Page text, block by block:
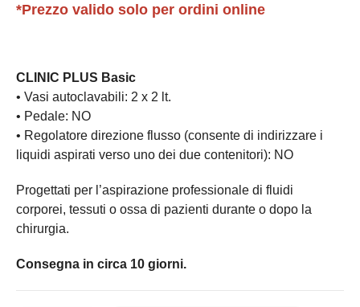
*Prezzo valido solo per ordini online
CLINIC PLUS Basic
• Vasi autoclavabili: 2 x 2 lt.
• Pedale: NO
• Regolatore direzione flusso (consente di indirizzare i
liquidi aspirati verso uno dei due contenitori): NO
Progettati per l’aspirazione professionale di fluidi
corporei, tessuti o ossa di pazienti durante o dopo la
chirurgia.
Consegna in circa 10 giorni.